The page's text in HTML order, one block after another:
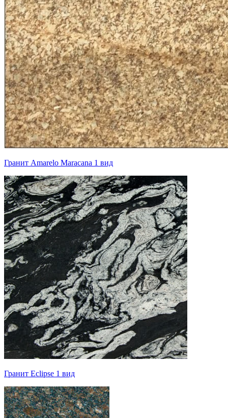
Гранит Amarelo Maracana 1 вид
Гранит Eclipse 1 вид